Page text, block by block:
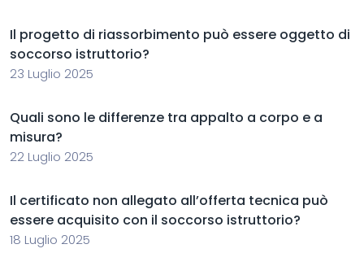
Il progetto di riassorbimento può essere oggetto di
soccorso istruttorio?
23 Luglio 2025
Quali sono le differenze tra appalto a corpo e a
misura?
22 Luglio 2025
Il certificato non allegato all’offerta tecnica può
essere acquisito con il soccorso istruttorio?
18 Luglio 2025